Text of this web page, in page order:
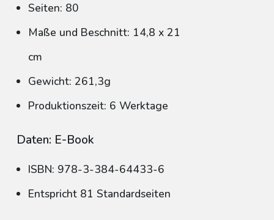
Seiten: 80
Maße und Beschnitt: 14,8 x 21
cm
Gewicht: 261,3g
Produktionszeit: 6 Werktage
Daten: E-Book
ISBN: 978-3-384-64433-6
Entspricht 81 Standardseiten